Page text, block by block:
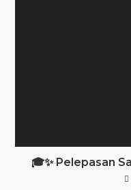
🎓✨ Pelepasan